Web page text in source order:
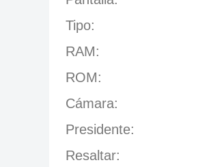
Tipo:
RAM:
ROM:
Cámara:
Presidente:
Resaltar: